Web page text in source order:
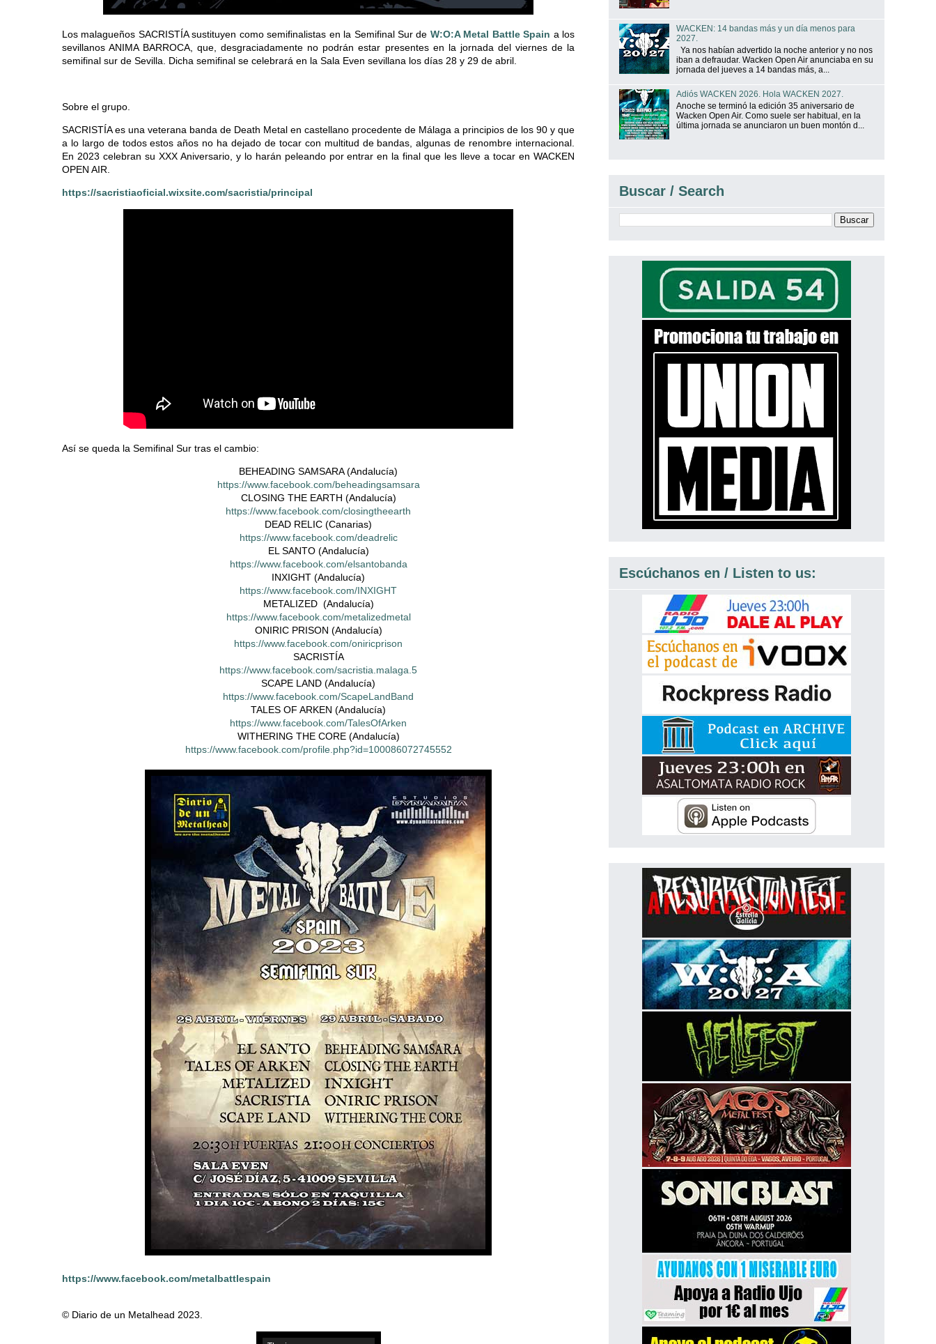
Los malagueños SACRISTÍA sustituyen como semifinalistas en la Semifinal Sur de W:O:A Metal Battle Spain a los
sevillanos ANIMA BARROCA, que, desgraciadamente no podrán estar presentes en la jornada del viernes de la
semifinal sur de Sevilla. Dicha semifinal se celebrará en la Sala Even sevillana los días 28 y 29 de abril.
Sobre el grupo.
SACRISTÍA es una veterana banda de Death Metal en castellano procedente de Málaga a principios de los 90 y que
a lo largo de todos estos años no ha dejado de tocar con multitud de bandas, algunas de renombre internacional.
En 2023 celebran su XXX Aniversario, y lo harán peleando por entrar en la final que les lleve a tocar en WACKEN
OPEN AIR.
https://sacristiaoficial.wixsite.com/sacristia/principal
Así se queda la Semifinal Sur tras el cambio:
BEHEADING SAMSARA (Andalucía)
https://www.facebook.com/beheadingsamsara
CLOSING THE EARTH (Andalucía)
https://www.facebook.com/closingtheearth
DEAD RELIC (Canarias)
https://www.facebook.com/deadrelic
EL SANTO (Andalucía)
https://www.facebook.com/elsantobanda
INXIGHT (Andalucía)
https://www.facebook.com/INXIGHT
METALIZED (Andalucía)
https://www.facebook.com/metalizedmetal
ONIRIC PRISON (Andalucía)
https://www.facebook.com/oniricprison
SACRISTÍA
https://www.facebook.com/sacristia.malaga.5
SCAPE LAND (Andalucía)
https://www.facebook.com/ScapeLandBand
TALES OF ARKEN (Andalucía)
https://www.facebook.com/TalesOfArken
WITHERING THE CORE (Andalucía)
https://www.facebook.com/profile.php?id=100086072745552
https://www.facebook.com/metalbattlespain
© Diario de un Metalhead 2023.
WACKEN: 14 bandas más y un día menos para
2027.
Ya nos habían advertido la noche anterior y no nos
iban a defraudar. Wacken Open Air anunciaba en su
jornada del jueves a 14 bandas más, a...
Adiós WACKEN 2026. Hola WACKEN 2027.
Anoche se terminó la edición 35 aniversario de
Wacken Open Air. Como suele ser habitual, en la
última jornada se anunciaron un buen montón d...
Buscar / Search
Escúchanos en / Listen to us: